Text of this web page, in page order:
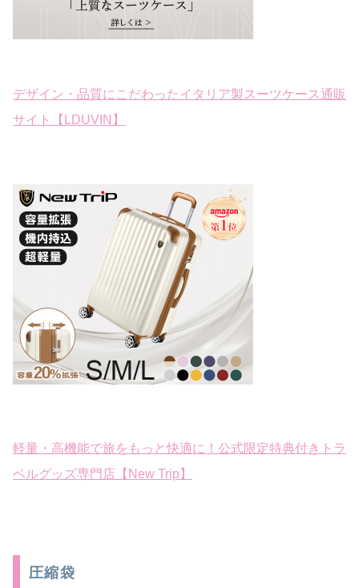
デザイン・品質にこだわったイタリア製スーツケース通販
サイト【LDUVIN】
軽量・高機能で旅をもっと快適に！公式限定特典付きトラ
ベルグッズ専門店【New Trip】
圧縮袋